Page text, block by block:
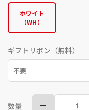
ホワイト
（WH）
ギフトリボン（無料）
数量